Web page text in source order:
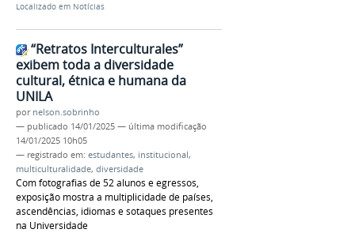
Localizado em Notícias
“Retratos Interculturales”
exibem toda a diversidade
cultural, étnica e humana da
UNILA
por nelson.sobrinho
— publicado 14/01/2025 — última modificação
14/01/2025 10h05
— registrado em: estudantes, institucional,
multiculturalidade, diversidade
Com fotografias de 52 alunos e egressos,
exposição mostra a multiplicidade de países,
ascendências, idiomas e sotaques presentes
na Universidade